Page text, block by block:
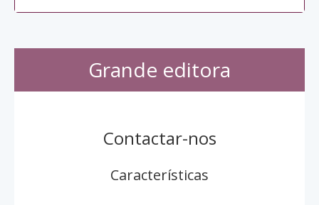
Grande editora
Contactar-nos
Características